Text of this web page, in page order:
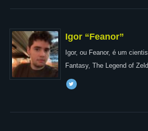
Igor “Feanor”
Igor, ou Feanor, é um
Fantasy, The Legend of